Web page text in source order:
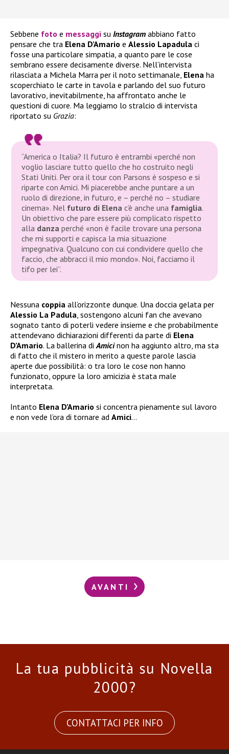
Sebbene foto e messaggi su Instagram abbiano fatto
pensare che tra Elena D’Amario e Alessio Lapadula ci
fosse una particolare simpatia, a quanto pare le cose
sembrano essere decisamente diverse. Nell’intervista
rilasciata a Michela Marra per il noto settimanale, Elena ha
scoperchiato le carte in tavola e parlando del suo futuro
lavorativo, inevitabilmente, ha affrontato anche le
questioni di cuore. Ma leggiamo lo stralcio di intervista
riportato su Grazia:
“America o Italia? Il futuro è entrambi «perché non
voglio lasciare tutto quello che ho costruito negli
Stati Uniti. Per ora il tour con Parsons è sospeso e si
riparte con Amici. Mi piacerebbe anche puntare a un
ruolo di direzione, in futuro, e – perché no – studiare
cinema». Nel futuro di Elena c’è anche una famiglia.
Un obiettivo che pare essere più complicato rispetto
alla danza perché «non è facile trovare una persona
che mi supporti e capisca la mia situazione
impegnativa. Qualcuno con cui condividere quello che
faccio, che abbracci il mio mondo». Noi, facciamo il
tifo per lei”.
Nessuna coppia all’orizzonte dunque. Una doccia gelata per
Alessio La Padula , sostengono alcuni fan che avevano
sognato tanto di poterli vedere insieme e che probabilmente
attendevano dichiarazioni differenti da parte di Elena
D’Amario. La ballerina di Amicinon ha aggiunto altro, ma sta
di fatto che il mistero in merito a queste parole lascia
aperte due possibilità: o tra loro le cose non hanno
funzionato, oppure la loro amicizia è stata male
interpretata.
Intanto Elena D’Amario si concentra pienamente sul lavoro
e non vede l’ora di tornare ad Amici…
AVANTI
La tua pubblicità su Novella
2000?
CONTATTACI PER INFO